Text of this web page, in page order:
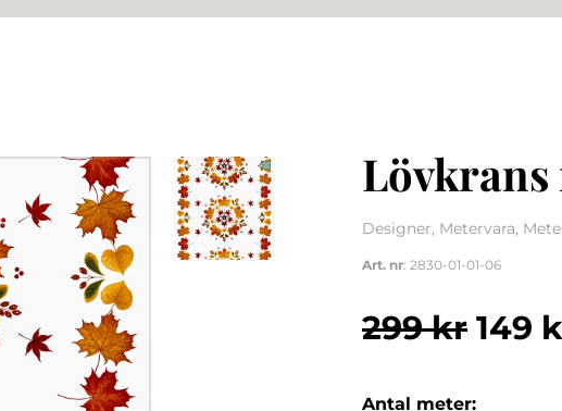
Designer, Metervara,
Art. nr: 2830-01-01-06
299kr Det
149
Antal meter: